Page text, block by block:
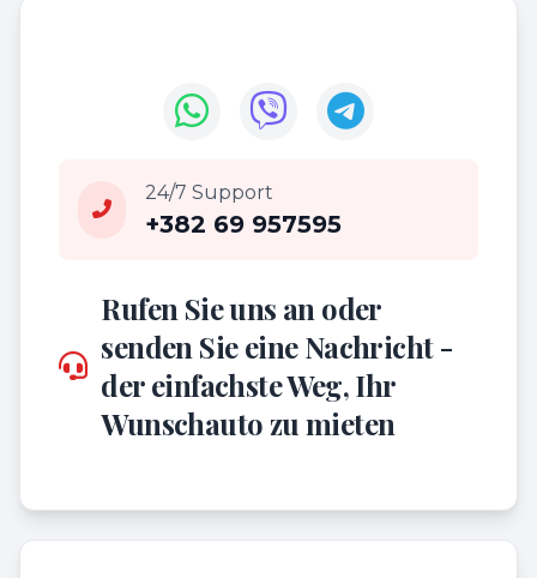
24/7 Support
+382 69 957595
Rufen Sie uns an oder
senden Sie eine Nachricht -
der einfachste Weg, Ihr
Wunschauto zu mieten